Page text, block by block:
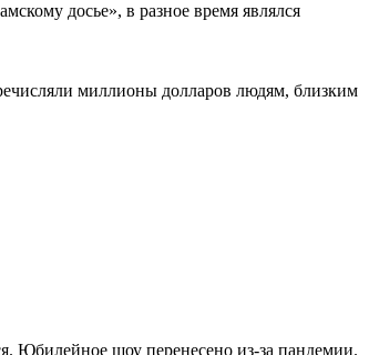
досье», в разное время являлся
миллионы долларов людям, близким
Юбилейное шоу перенесено из-за пандемии.